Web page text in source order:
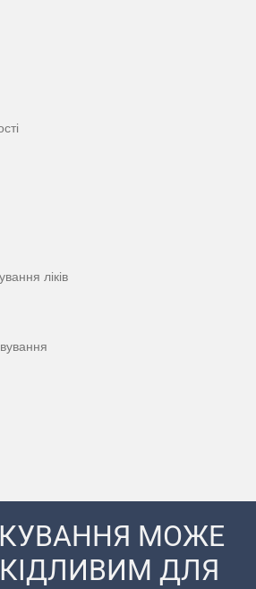
ліків
МОЖЕ
ДЛЯ